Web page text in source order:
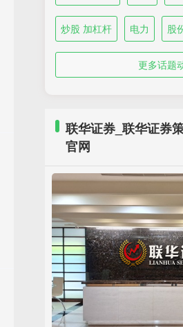
炒股 加杠杆 电力 股
更多话题
联华证券_联华证券
官网
沈阳股票配资 信任危机
奔赴？
香港联华证券官网：